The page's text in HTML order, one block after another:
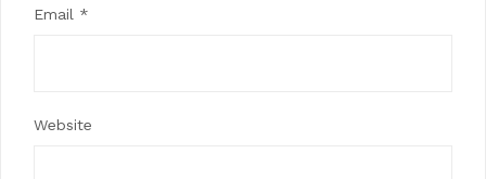
Email *
Website